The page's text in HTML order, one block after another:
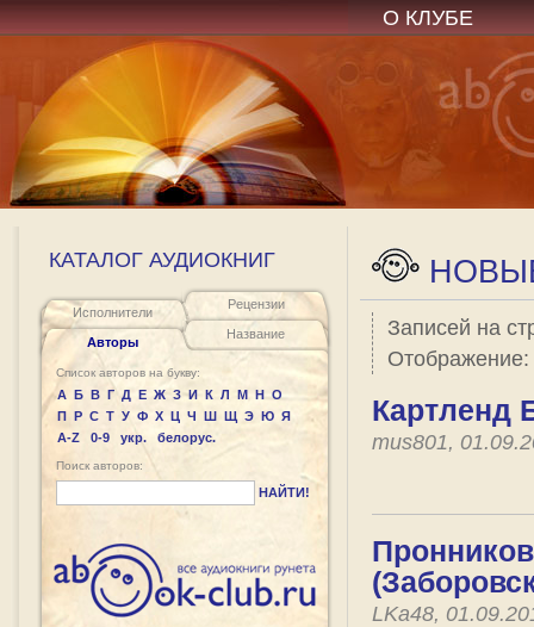
О КЛУБЕ
КАТАЛОГ АУДИОКНИГ
Исполнители
Авторы
Рецензии
Название
Список авторов на букву:
А Б В Г Д Е Ж З И К Л М Н О
П Р С Т У Ф Х Ц Ч Ш Щ Э Ю Я
A-Z
0-9 укр. белорус.
Поиск авторов:
НАЙТИ!
Записей на
Отображение:
Картленд
mus801,
LKa48,